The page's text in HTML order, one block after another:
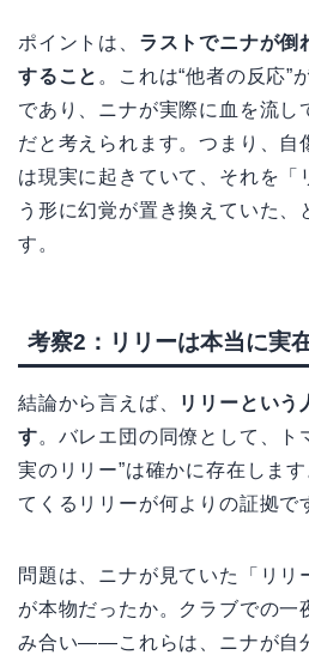
ポイントは、 ラストでニナが倒
すること 。これは“他者の反応”
であり、ニナが実際に血を流し
だと考えられます。つまり、自
は現実に起きていて、それを「
う形に幻覚が置き換えていた、
す。
考察2：リリーは本当に実
結論から言えば、
リリーという
す。バレエ団の同僚として、ト
実のリリー”は確かに存在しま
てくるリリーが何よりの証拠で
問題は、ニナが見ていた「リリ
が本物だったか。クラブでの一
み合い――これらは、ニナが自